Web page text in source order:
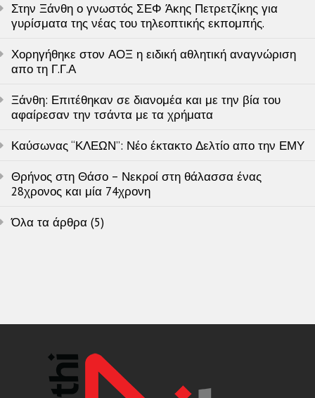
Στην Ξάνθη ο γνωστός ΣΕΦ Άκης Πετρετζίκης για
γυρίσματα της νέας του τηλεοπτικής εκπομπής.
Χορηγήθηκε στον ΑΟΞ η ειδική αθλητική αναγνώριση
απο τη Γ.Γ.Α
Ξάνθη: Επιτέθηκαν σε διανομέα και με την βία του
αφαίρεσαν την τσάντα με τα χρήματα
Καύσωνας “ΚΛΕΩΝ”: Νέο έκτακτο Δελτίο απο την ΕΜΥ
Θρήνος στη Θάσο – Νεκροί στη θάλασσα ένας
28χρονος και μία 74χρονη
Όλα τα άρθρα (5)